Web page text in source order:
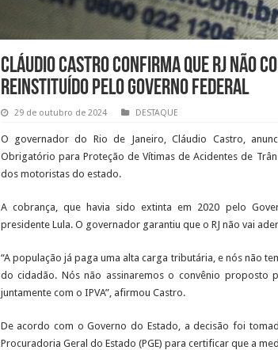
Cláudio Castro confirma que RJ não
reinstituído pelo governo federal
29 de outubro de 2024 DESTAQUE
O governador do Rio de Janeiro, Cláudio Castro,
Obrigatório para Proteção de Vítimas de Acidentes de
dos motoristas do estado.
A cobrança, que havia sido extinta em 2020 pelo
presidente Lula. O governador garantiu que o RJ não vai
“A população já paga uma alta carga tributária, e nós não
do cidadão. Nós não assinaremos o convênio proposto
juntamente com o IPVA”, afirmou Castro.
De acordo com o Governo do Estado, a decisão foi
Procuradoria Geral do Estado (PGE) para certificar que a